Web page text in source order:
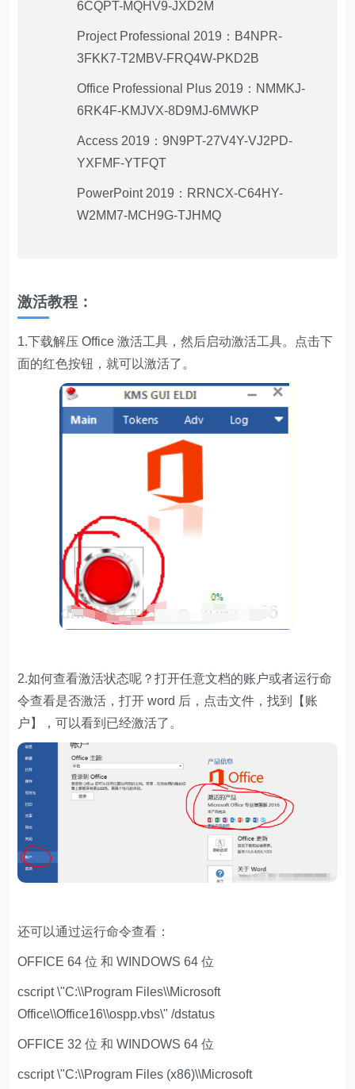
6CQPT-MQHV9-JXD2M
Project Professional 2019：B4NPR-
3FKK7-T2MBV-FRQ4W-PKD2B
Office Professional Plus 2019：NMMKJ-
6RK4F-KMJVX-8D9MJ-6MWKP
Access 2019：9N9PT-27V4Y-VJ2PD-
YXFMF-YTFQT
PowerPoint 2019：RRNCX-C64HY-
W2MM7-MCH9G-TJHMQ
激活教程：
1.下载解压 Office 激活工具，然后启动激活工具。点击下
面的红色按钮，就可以激活了。
2.如何查看激活状态呢？打开任意文档的账户或者运行命
令查看是否激活，打开 word 后，点击文件，找到【账
户】，可以看到已经激活了。
还可以通过运行命令查看：
OFFICE 64 位 和 WINDOWS 64 位
cscript \"C:\\Program Files\\Microsoft
Office\\Office16\\ospp.vbs\" /dstatus
OFFICE 32 位 和 WINDOWS 64 位
cscript \"C:\\Program Files (x86)\\Microsoft